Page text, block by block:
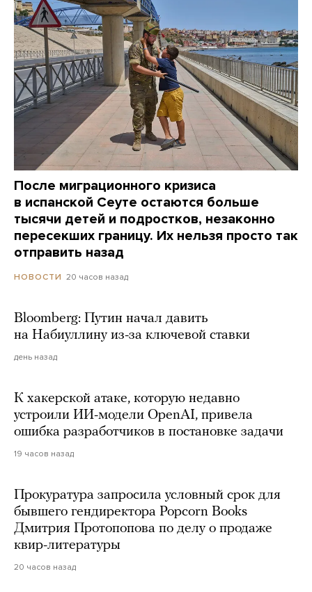
После миграционного кризиса
в испанской Сеуте остаются больше
тысячи детей и подростков, незаконно
пересекших границу. Их нельзя просто так
отправить назад
НОВОСТИ 20 часов назад
Bloomberg: Путин начал давить
на Набиуллину из-за ключевой ставки
день назад
К хакерской атаке, которую недавно
устроили ИИ-модели OpenAI, привела
ошибка разработчиков в постановке задачи
19 часов назад
Прокуратура запросила условный срок для
бывшего гендиректора Popcorn Books
Дмитрия Протопопова по делу о продаже
квир-литературы
20 часов назад